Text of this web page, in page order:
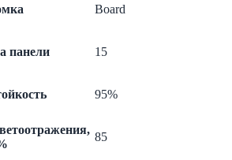
Board
панели 15
95%
85